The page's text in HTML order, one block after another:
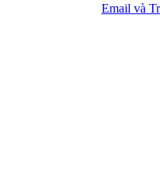
Email và